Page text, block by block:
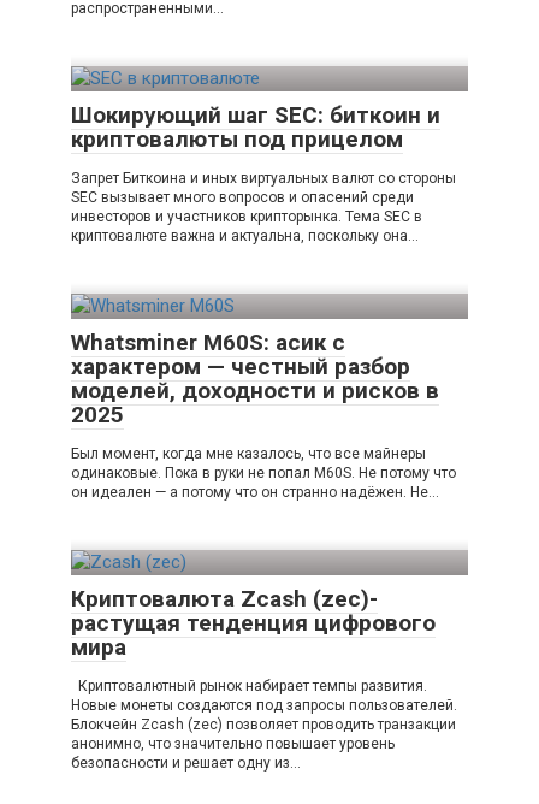
распространенными…
Шокирующий шаг SEC: биткоин и
криптовалюты под прицелом
Запрет Биткоина и иных виртуальных валют со стороны
SEC вызывает много вопросов и опасений среди
инвесторов и участников крипторынка. Тема SEC в
криптовалюте важна и актуальна, поскольку она…
Whatsminer M60S: асик с
характером — честный разбор
моделей, доходности и рисков в
2025
Был момент, когда мне казалось, что все майнеры
одинаковые. Пока в руки не попал M60S. Не потому что
он идеален — а потому что он странно надёжен. Не…
Криптовалюта Zcash (zec)-
растущая тенденция цифрового
мира
Криптовалютный рынок набирает темпы развития.
Новые монеты создаются под запросы пользователей.
Блокчейн Zcash (zec) позволяет проводить транзакции
анонимно, что значительно повышает уровень
безопасности и решает одну из…